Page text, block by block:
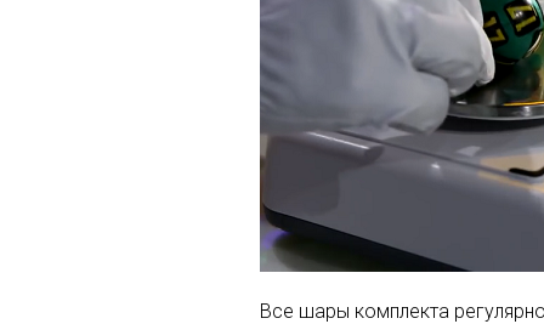
Все шары комплекта